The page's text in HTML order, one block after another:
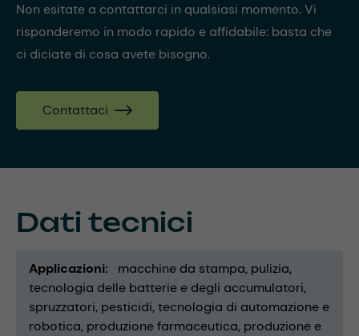
Non esitate a contattarci in qualsiasi momento. Vi
risponderemo in modo rapido e affidabile: basta che
ci diciate di cosa avete bisogno.
Contattaci
Dati tecnici
Applicazioni macchine da stampa pulizia
tecnologia delle batterie e degli accumulatori
spruzzatori pesticidi tecnologia di automazione e
robotica produzione farmaceutica produzione e